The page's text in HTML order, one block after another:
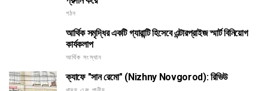
গঠন
আর্থিক সমৃদ্ধির একটি গ্যারান্টি হিসেবে এন্টারপ্রাইজ স্মার্ট বিনিয়োগ
কার্যকলাপ
আর্থিক সংস্থান
ক্যাফে "সান রেমো" (Nizhny Novgorod): রিভিউ